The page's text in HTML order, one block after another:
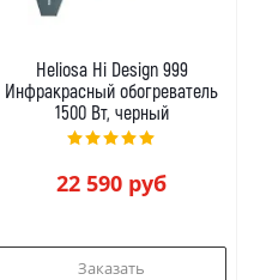
Heliosa Hi Design 999
Инфракрасный обогреватель
1500 Вт, черный
22 590 руб
Заказать